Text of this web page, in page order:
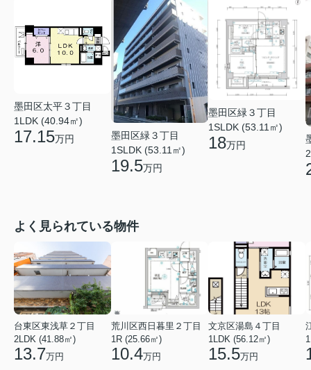
墨田区太平３丁目
1LDK (40.94㎡)
17.15万円
墨田区緑３丁目
1SLDK (53.11㎡)
19.5万円
墨田区緑３丁目
1SLDK (53.11㎡)
18万円
よく見られている物件
台東区東浅草２丁目
2LDK (41.88㎡)
13.7万円
荒川区西日暮里２丁目
1R (25.66㎡)
10.4万円
文京区湯島４丁目
1LDK (56.12㎡)
15.5万円